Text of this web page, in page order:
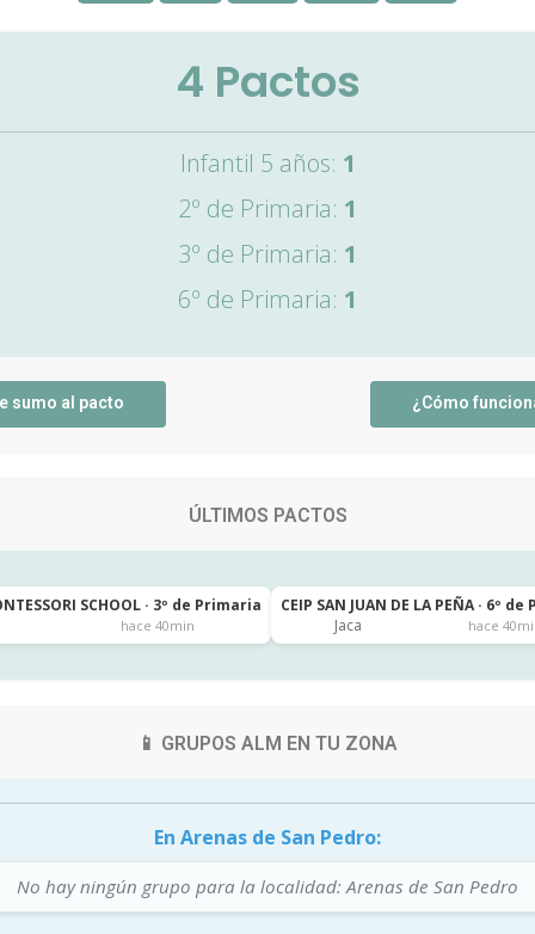
4 Pactos
Infantil 5 años: 1
2º de Primaria: 1
3º de Primaria: 1
6º de Primaria: 1
sumo al pacto ¿Cómo
ÚLTIMOS PACTOS
SCHOOL · 3º de Primaria
hace 40min
CEIP SAN JUAN DE LA PEÑA · 6º
Jaca
hace
📱 GRUPOS ALM EN TU ZONA
En Arenas de San Pedro:
No hay ningún grupo para la localidad: Arenas de San Pedro